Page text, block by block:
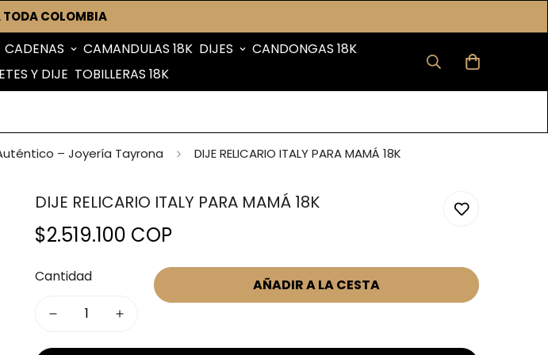
TODA COLOMBIA
CADENAS CAMANDULAS 18K DIJES
CANDONGAS 18K
Y DIJE TOBILLERAS 18K
– Joyería Tayrona DIJE RELICARIO ITALY PARA MAMÁ 18K
DIJE RELICARIO ITALY PARA MAMÁ 18K
Precio
$2.519.100 COP
Cantidad AÑADIR A LA CESTA